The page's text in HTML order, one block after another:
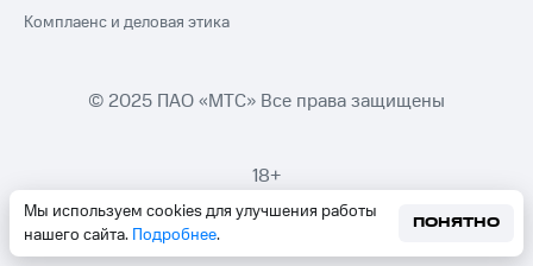
Мы используем cookies для улучшения работы
нашего сайта. Подробнее.
ПОНЯТНО
Комплаенс и деловая этика
© 2025 ПАО «МТС» Все права защищены
18+